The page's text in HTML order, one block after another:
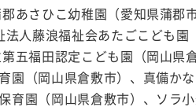
あさひこ幼稚園（愛知県蒲郡
人藤浪福祉会あたごこども
五福田認定こども園（岡山県
（岡山県倉敷市）、真備か
育園（岡山県倉敷市）、ソラ